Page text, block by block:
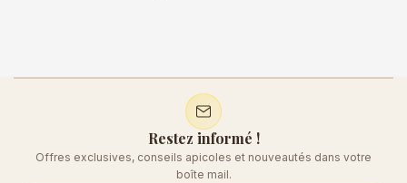
Restez informé !
Offres exclusives, conseils apicoles et nouveautés dans votre
boîte mail.